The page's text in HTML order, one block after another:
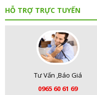
HỖ TRỢ TRỰC TUYẾN
Tư Vấn ,Báo Giá
0965 60 61 69